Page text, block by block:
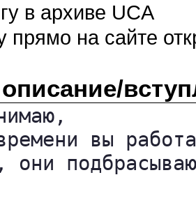
в архиве UCA
прямо на сайте
вы
они